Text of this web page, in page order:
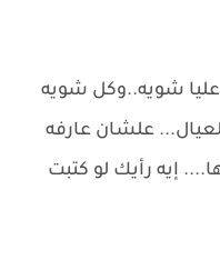
عليا شويه..وكل شويه
علشان عارفه
إيه رأيك لو كتبت